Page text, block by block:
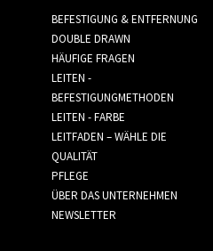
BEFESTIGUNG & ENTFERNUNG
DOUBLE DRAWN
HÄUFIGE FRAGEN
LEITEN -
BEFESTIGUNGMETHODEN
LEITEN - FARBE
LEITFADEN – WÄHLE DIE
QUALITÄT
PFLEGE
ÜBER DAS UNTERNEHMEN
NEWSLETTER